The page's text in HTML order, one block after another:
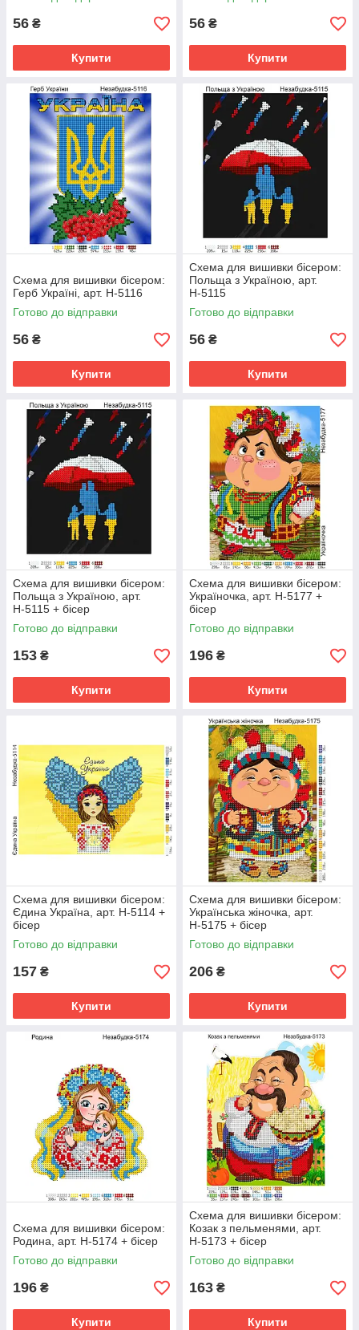
56 ₴
Купити
56 ₴
Купити
Схема для вишивки бісером:
Герб Україні, арт. Н-5116
Готово до відправки
56 ₴
Купити
Схема для вишивки бісером:
Польща з Україною, арт.
Н-5115
Готово до відправки
56 ₴
Купити
Схема для вишивки бісером:
Польща з Україною, арт.
Н-5115 + бісер
Готово до відправки
153 ₴
Купити
Схема для вишивки бісером:
Україночка, арт. Н-5177 +
бісер
Готово до відправки
196 ₴
Купити
Схема для вишивки бісером:
Єдина Україна, арт. Н-5114 +
бісер
Готово до відправки
157 ₴
Купити
Схема для вишивки бісером:
Українська жіночка, арт.
Н-5175 + бісер
Готово до відправки
206 ₴
Купити
Схема для вишивки бісером:
Родина, арт. Н-5174 + бісер
Готово до відправки
196 ₴
Купити
Схема для вишивки бісером:
Козак з пельменями, арт.
Н-5173 + бісер
Готово до відправки
163 ₴
Купити